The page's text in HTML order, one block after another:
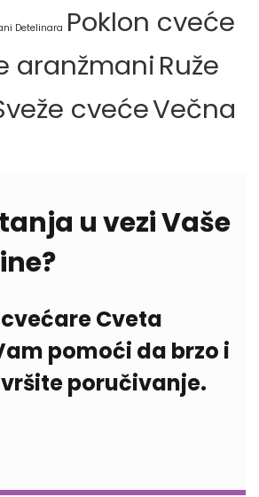
Detelinara Poklon cveće
aranžmaniRuže
cvećeVečna
u vezi Vaše
Cveta
pomoći da brzo i
poručivanje.